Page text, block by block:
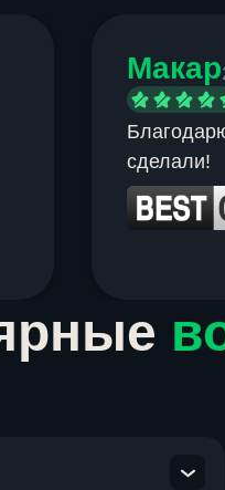
Макар
сделали!